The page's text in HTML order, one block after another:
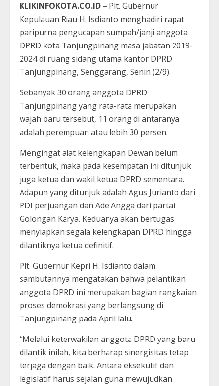
KLIKINFOKOTA.CO.ID – Plt. Gubernur
Kepulauan Riau H. Isdianto menghadiri rapat
paripurna pengucapan sumpah/janji anggota
DPRD kota Tanjungpinang masa jabatan 2019-
2024 di ruang sidang utama kantor DPRD
Tanjungpinang, Senggarang, Senin (2/9).
Sebanyak 30 orang anggota DPRD
Tanjungpinang yang rata-rata merupakan
wajah baru tersebut, 11 orang di antaranya
adalah perempuan atau lebih 30 persen.
Mengingat alat kelengkapan Dewan belum
terbentuk, maka pada kesempatan ini ditunjuk
juga ketua dan wakil ketua DPRD sementara.
Adapun yang ditunjuk adalah Agus Jurianto dari
PDI perjuangan dan Ade Angga dari partai
Golongan Karya. Keduanya akan bertugas
menyiapkan segala kelengkapan DPRD hingga
dilantiknya ketua definitif.
Plt. Gubernur Kepri H. Isdianto dalam
sambutannya mengatakan bahwa pelantikan
anggota DPRD ini merupakan bagian rangkaian
proses demokrasi yang berlangsung di
Tanjungpinang pada April lalu.
“Melalui keterwakilan anggota DPRD yang baru
dilantik inilah, kita berharap sinergisitas tetap
terjaga dengan baik. Antara eksekutif dan
legislatif harus sejalan guna mewujudkan